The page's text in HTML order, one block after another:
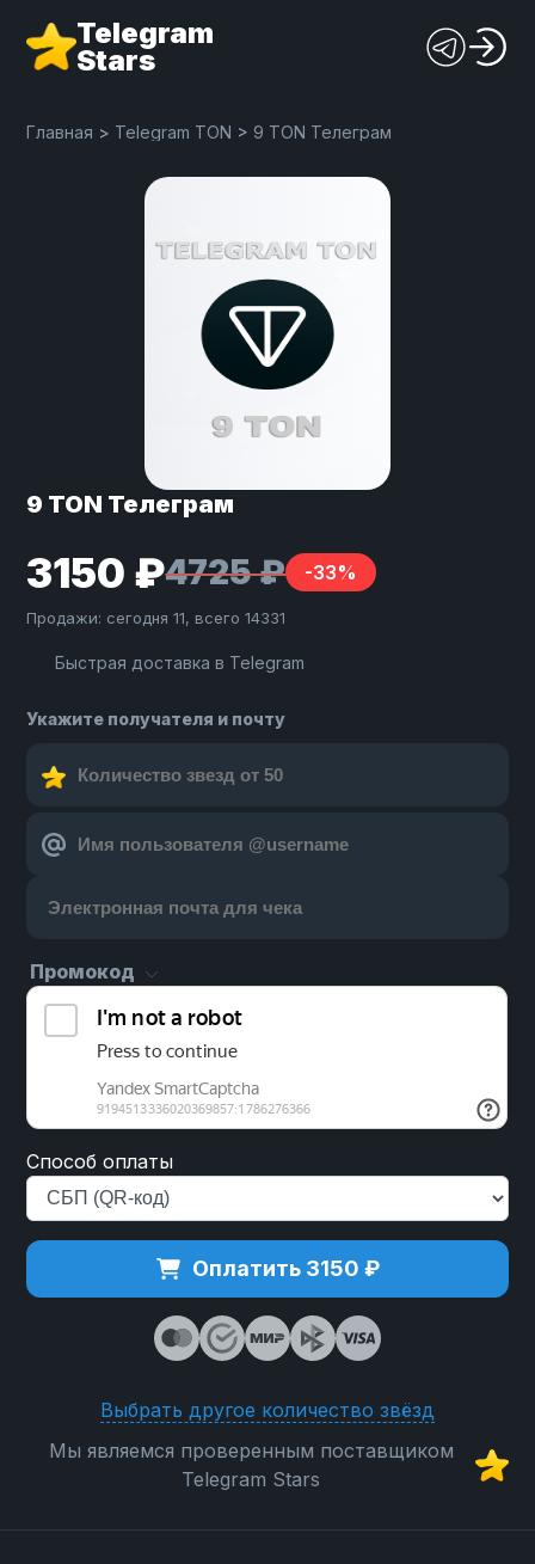
Telegram
Stars
Главная > Telegram TON > 9 TON Телеграм
9 TON Телеграм
3150 ₽4725 ₽ -33%
Продажи: сегодня 11, всего 14331
Быстрая доставка в Telegram
Укажите получателя и почту
Промокод
Способ оплаты
Оплатить 3150 ₽
Выбрать другое количество звёзд
Мы являемся проверенным поставщиком
Telegram Stars